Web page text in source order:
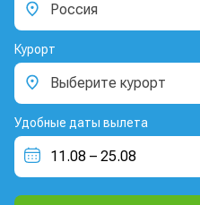
Россия
Курорт
Выберите курорт
Удобные даты вылета